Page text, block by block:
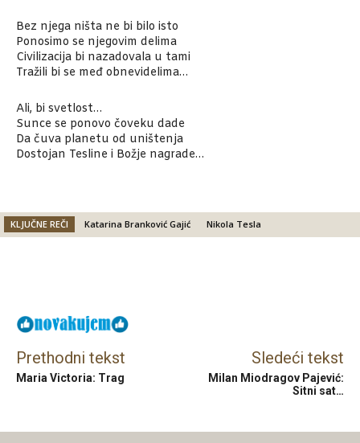
Bez njega ništa ne bi bilo isto
Ponosimo se njegovim delima
Civilizacija bi nazadovala u tami
Tražili bi se međ obnevidelima…
Ali, bi svetlost…
Sunce se ponovo čoveku dade
Da čuva planetu od uništenja
Dostojan Tesline i Božje nagrade…
KLJUČNE REČI Katarina Branković Gajić Nikola Tesla
Prethodni tekst
Maria Victoria: Trag
Sledeći tekst
Milan Miodragov Pajević:
Sitni sat…